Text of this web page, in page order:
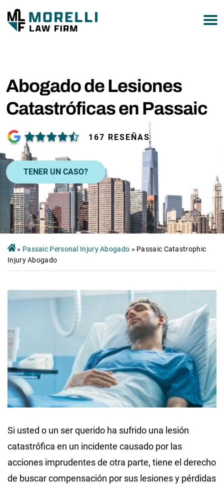
Abogado de Lesiones
Catastróficas en Passaic
167 RESEÑAS
TENER UN CASO?
» Passaic Personal Injury Abogado » Passaic Catastrophic
Injury Abogado
Si usted o un ser querido ha sufrido una lesión
catastrófica en un incidente causado por las
acciones imprudentes de otra parte, tiene el derecho
de buscar compensación por sus lesiones y pérdidas